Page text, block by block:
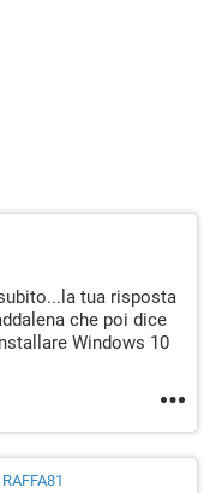
tua risposta
che poi dice
Windows 10
RAFFA81